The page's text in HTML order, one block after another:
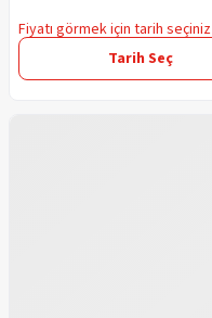
Fiyatı görmek için tarih seçiniz
Tarih Seç